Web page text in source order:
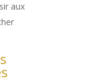
aux